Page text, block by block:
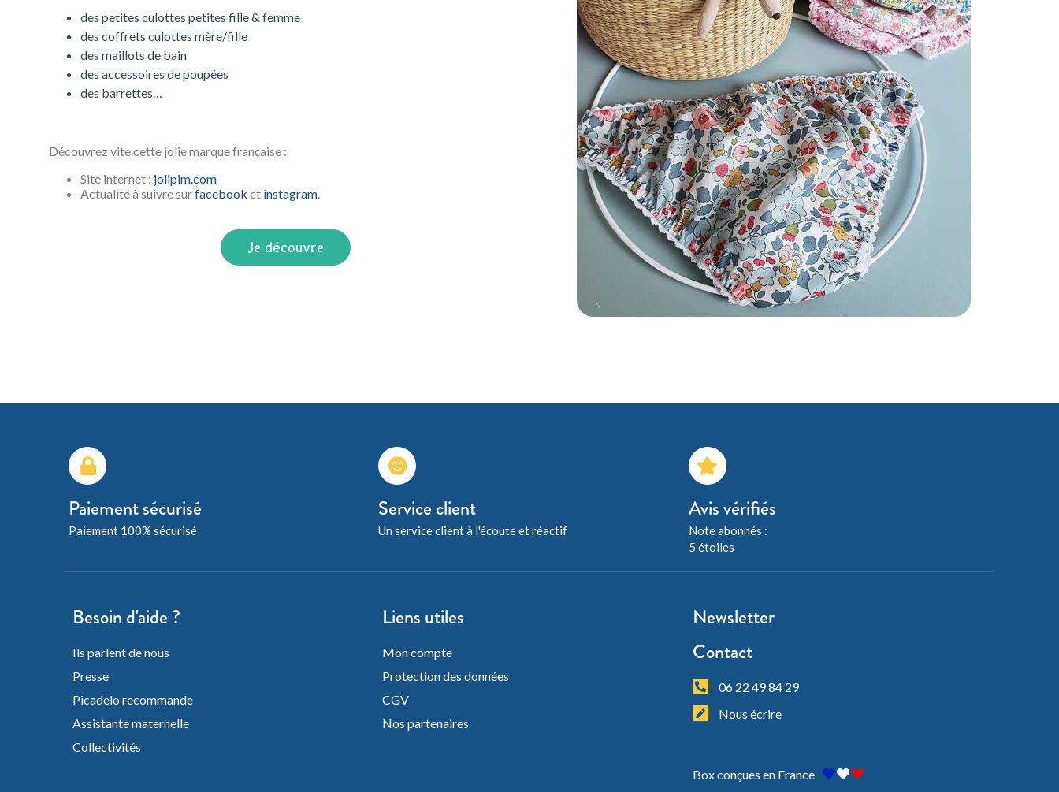
des petites culottes petites fille & femme
des coffrets culottes mère/fille
des maillots de bain
des accessoires de poupées
des barrettes…
Découvrez vite cette jolie marque française :
Site internet : jolipim.com
Actualité à suivre surfacebook et instagram.
Je découvre
Paiement sécurisé
Paiement 100% sécurisé
Service client
Un service client à l'écoute et réactif
Avis vérifiés
Note abonnés :
5 étoiles
Besoin d'aide ?
Ils parlent de nous
Presse
Picadelo recommande
Assistante maternelle
Collectivités
Liens utiles
Mon compte
Protection des données
CGV
Nos partenaires
Newsletter
Contact
06 22 49 84 29
Nous écrire
Box conçues en France